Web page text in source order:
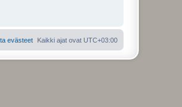
Kaikki ajat ovat UTC+03:00
evästeet